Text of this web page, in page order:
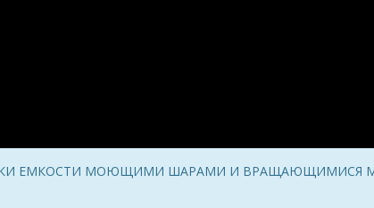
ЕМКОСТИ МОЮЩИМИ ШАРАМИ И